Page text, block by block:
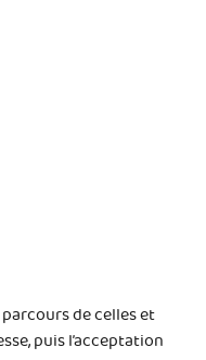
de celles et
puis l’acceptation